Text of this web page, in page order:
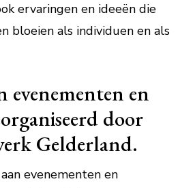
ervaringen en ideeën die
bloeien als individuen en als
evenementen en
door
Gelderland.
evenementen en